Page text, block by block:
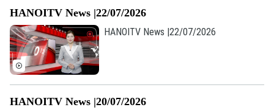
HANOITV News |22/07/2026
HANOITV News |22/07/2026
HANOITV News |20/07/2026